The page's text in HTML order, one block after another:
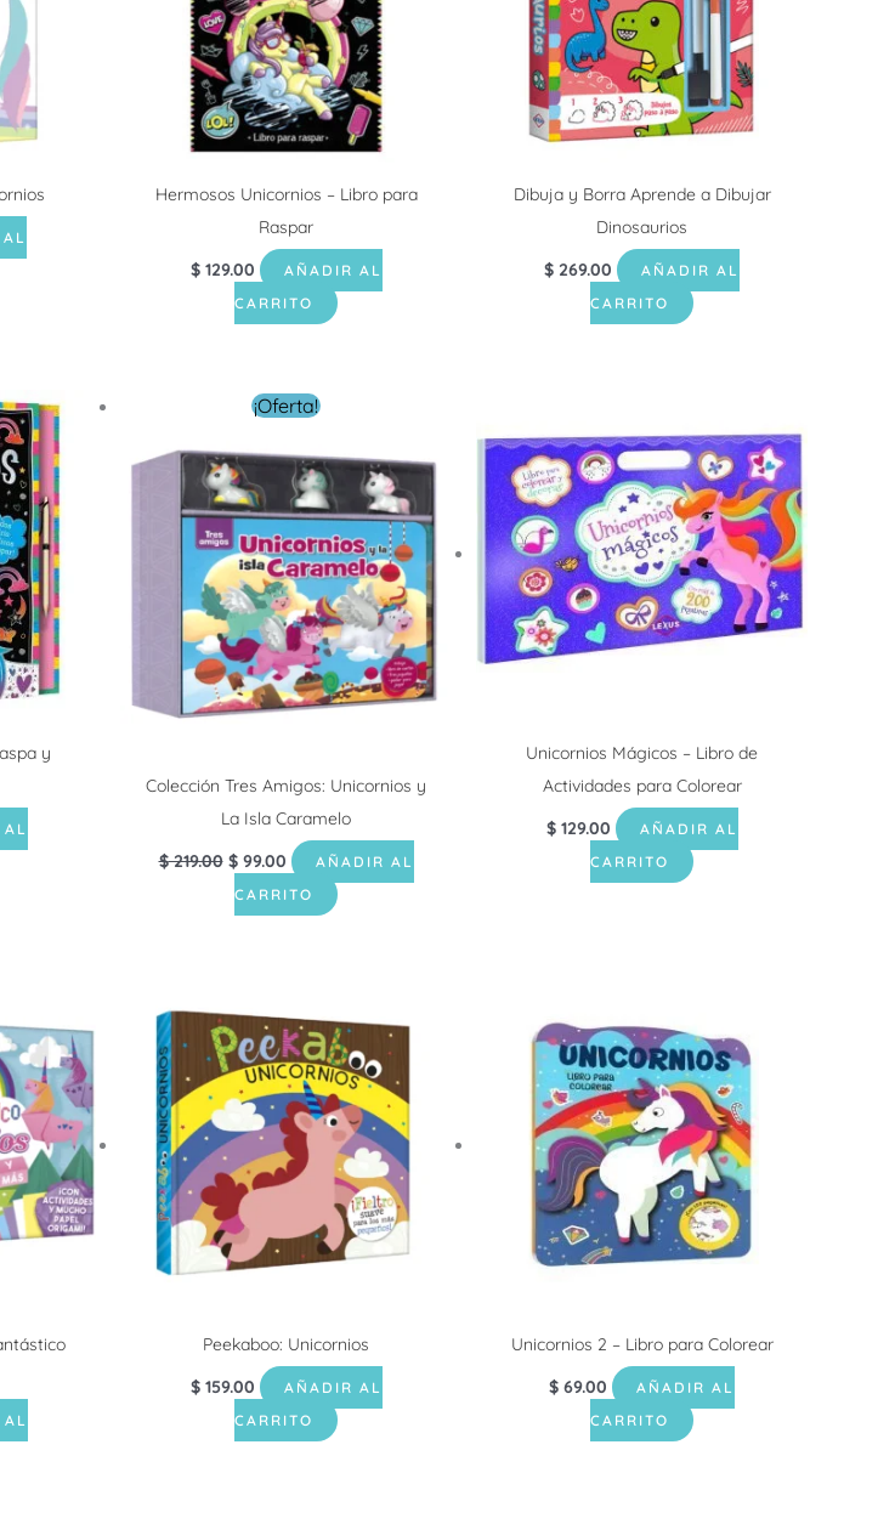
Hermosos Unicornios – Libro para
Raspar
$129.00
AÑADIR AL
CARRITO
Dibuja y Borra Aprende a Dibujar
Dinosaurios
$ 269.00
AÑADIR AL
CARRITO
y
¡Oferta!
Colección Tres Amigos: Unicornios y
La Isla Caramelo
$219.00
precio
era:
$ 219.00.
$99.00
El
precio
es:
$ 99.00.
AÑADIR AL
CARRITO
Unicornios Mágicos – Libro de
Actividades para Colorear
$129.00
AÑADIR AL
CARRITO
Peekaboo: Unicornios
$159.00
AÑADIR AL
CARRITO
Unicornios 2 – Libro para Colorear
$ 69.00
AÑADIR AL
CARRITO